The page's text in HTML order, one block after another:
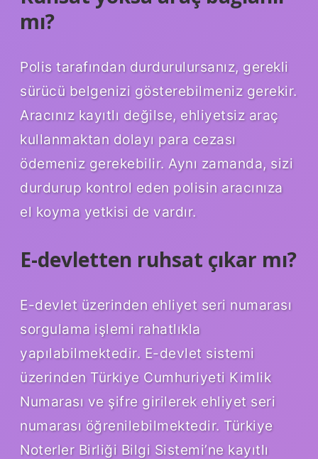
mı?
Polis tarafından durdurulursanız, gerekli
sürücü belgenizi gösterebilmeniz gerekir.
Aracınız kayıtlı değilse, ehliyetsiz araç
kullanmaktan dolayı para cezası
ödemeniz gerekebilir. Aynı zamanda, sizi
durdurup kontrol eden polisin aracınıza
el koyma yetkisi de vardır.
E-devletten ruhsat çıkar mı?
E-devlet üzerinden ehliyet seri numarası
sorgulama işlemi rahatlıkla
yapılabilmektedir. E-devlet sistemi
üzerinden Türkiye Cumhuriyeti Kimlik
Numarası ve şifre girilerek ehliyet seri
numarası öğrenilebilmektedir. Türkiye
Noterler Birliği Bilgi Sistemi’ne kayıtlı